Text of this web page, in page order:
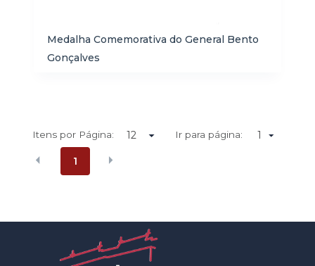
Medalha Comemorativa do General Bento
Gonçalves
Itens por Página: Ir para página: 1
1